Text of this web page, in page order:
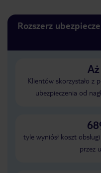
Rozszerz
Klientów skorzystało z
ubezpieczenia od
tyle wyniósł koszt
przez